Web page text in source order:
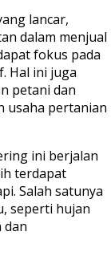
lancar,
dalam menjual
fokus pada
Hal ini juga
petani dan
usaha pertanian
ini berjalan
terdapat
Salah satunya
seperti hujan
dan